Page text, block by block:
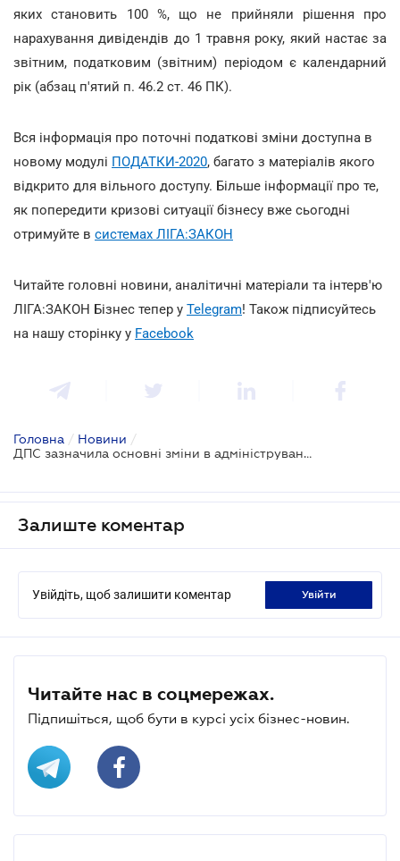
яких становить 100 %, що не прийняли рішення про
нарахування дивідендів до 1 травня року, який настає за
звітним, податковим (звітним) періодом є календарний
рік (абзац п'ятий п. 46.2 ст. 46 ПК).
Вся інформація про поточні податкові зміни доступна в
новому модулі ПОДАТКИ-2020, багато з матеріалів якого
відкрито для вільного доступу. Більше інформації про те,
як попередити кризові ситуації бізнесу вже сьогодні
отримуйте в системах ЛІГА:ЗАКОН
Читайте головні новини, аналітичні матеріали та інтерв'ю
ЛІГА:ЗАКОН Бізнес тепер у Telegram! Також підписуйтесь
на нашу сторінку у Facebook
Головна / Новини /
ДПС зазначила основні зміни в адмініструванні частини чистого прибутку (доходу)
Залиште коментар
Увійдіть, щоб залишити коментар увійти
Читайте нас в соцмережах.
Підпишіться, щоб бути в курсі усіх бізнес-новин.